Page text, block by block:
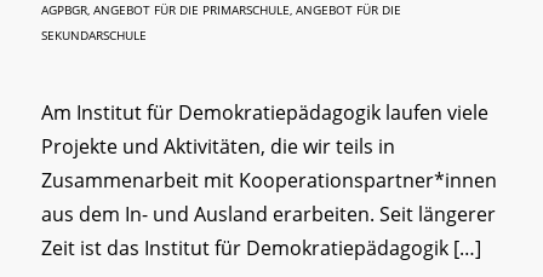
AGPBGR, ANGEBOT FÜR DIE PRIMARSCHULE, ANGEBOT FÜR DIE
SEKUNDARSCHULE
Am Institut für Demokratiepädagogik laufen viele
Projekte und Aktivitäten, die wir teils in
Zusammenarbeit mit Kooperationspartner*innen
aus dem In- und Ausland erarbeiten. Seit längerer
Zeit ist das Institut für Demokratiepädagogik […]